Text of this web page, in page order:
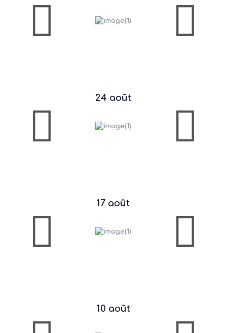
24 août
17 août
10 août